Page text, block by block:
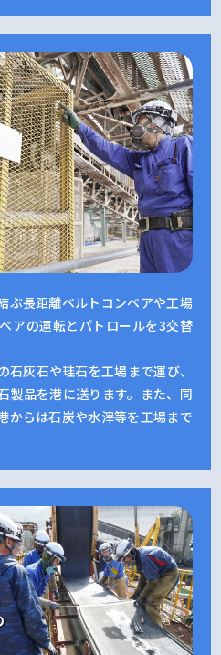
ぶ長距離ベルトコンベアや工場
アの運転とパトロールを3交替
灰石や珪石を工場まで運び、
製品を港に送ります。また、同
からは石炭や水滓等を工場まで